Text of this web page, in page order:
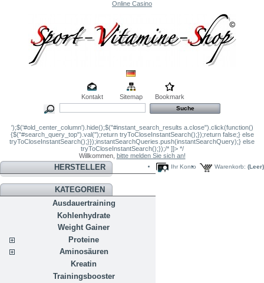
Online Casino
Kontakt Sitemap Bookmark
');$('#old_center_column').hide();$("#instant_search_results a.close").click(function()
{$("#search_query_top").val('');return tryToCloseInstantSearch();});return false;} else
tryToCloseInstantSearch();}});instantSearchQueries.push(instantSearchQuery);} else
tryToCloseInstantSearch();});/* ]]> */
Willkommen, bitte melden Sie sich an!
Warenkorb: (Leer)
Ihr Konto
HERSTELLER
KATEGORIEN
Ausdauertraining
Kohlenhydrate
Weight Gainer
Proteine
Aminosäuren
Kreatin
Trainingsbooster